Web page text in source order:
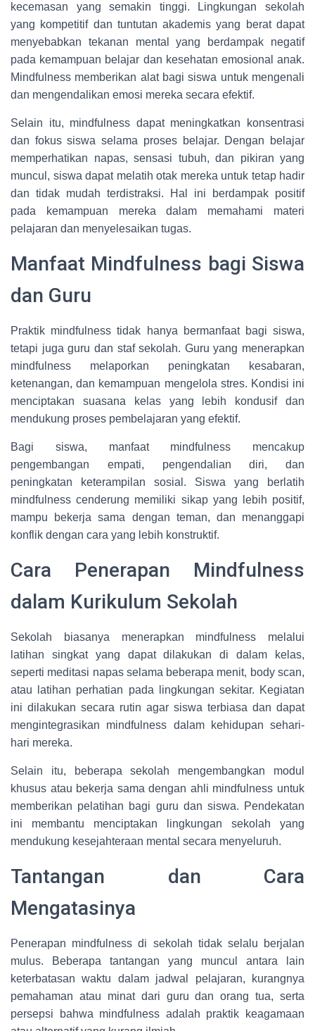
kecemasan yang semakin tinggi. Lingkungan sekolah
yang kompetitif dan tuntutan akademis yang berat dapat
menyebabkan tekanan mental yang berdampak negatif
pada kemampuan belajar dan kesehatan emosional anak.
Mindfulness memberikan alat bagi siswa untuk mengenali
dan mengendalikan emosi mereka secara efektif.
Selain itu, mindfulness dapat meningkatkan konsentrasi
dan fokus siswa selama proses belajar. Dengan belajar
memperhatikan napas, sensasi tubuh, dan pikiran yang
muncul, siswa dapat melatih otak mereka untuk tetap hadir
dan tidak mudah terdistraksi. Hal ini berdampak positif
pada kemampuan mereka dalam memahami materi
pelajaran dan menyelesaikan tugas.
Manfaat Mindfulness bagi Siswa
dan Guru
Praktik mindfulness tidak hanya bermanfaat bagi siswa,
tetapi juga guru dan staf sekolah. Guru yang menerapkan
mindfulness melaporkan peningkatan kesabaran,
ketenangan, dan kemampuan mengelola stres. Kondisi ini
menciptakan suasana kelas yang lebih kondusif dan
mendukung proses pembelajaran yang efektif.
Bagi siswa, manfaat mindfulness mencakup
pengembangan empati, pengendalian diri, dan
peningkatan keterampilan sosial. Siswa yang berlatih
mindfulness cenderung memiliki sikap yang lebih positif,
mampu bekerja sama dengan teman, dan menanggapi
konflik dengan cara yang lebih konstruktif.
Cara Penerapan Mindfulness
dalam Kurikulum Sekolah
Sekolah biasanya menerapkan mindfulness melalui
latihan singkat yang dapat dilakukan di dalam kelas,
seperti meditasi napas selama beberapa menit, body scan,
atau latihan perhatian pada lingkungan sekitar. Kegiatan
ini dilakukan secara rutin agar siswa terbiasa dan dapat
mengintegrasikan mindfulness dalam kehidupan sehari-
hari mereka.
Selain itu, beberapa sekolah mengembangkan modul
khusus atau bekerja sama dengan ahli mindfulness untuk
memberikan pelatihan bagi guru dan siswa. Pendekatan
ini membantu menciptakan lingkungan sekolah yang
mendukung kesejahteraan mental secara menyeluruh.
Tantangan dan Cara
Mengatasinya
Penerapan mindfulness di sekolah tidak selalu berjalan
mulus. Beberapa tantangan yang muncul antara lain
keterbatasan waktu dalam jadwal pelajaran, kurangnya
pemahaman atau minat dari guru dan orang tua, serta
persepsi bahwa mindfulness adalah praktik keagamaan